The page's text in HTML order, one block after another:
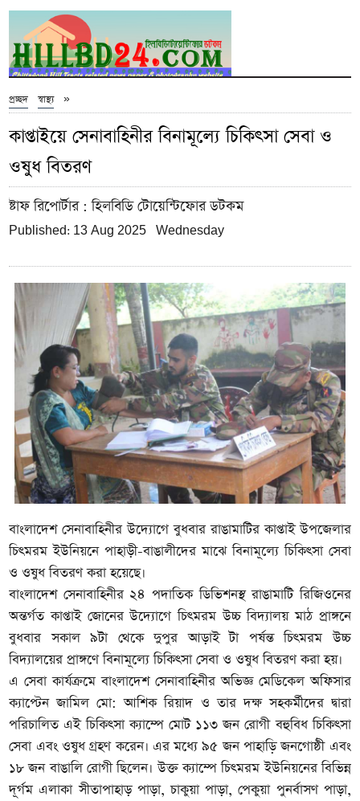
প্রচ্ছদ »
স্বাস্থ্য
কাপ্তাইয়ে সেনাবাহিনীর বিনামূল্যে চিকিৎসা সেবা ও
ওষুধ বিতরণ
ষ্টাফ রিপোর্টার: হিলবিডি টোয়েন্টিফোর ডটকম
Published: 13 Aug 2025 Wednesday
বাংলাদেশ সেনাবাহিনীর উদ্যোগে বুধবার রাঙামাটির কাপ্তাই উপজেলার
চিৎমরম ইউনিয়নে পাহাড়ী-বাঙালীদের মাঝে বিনামূল্যে চিকিৎসা সেবা
ও ওষুধ বিতরণ করা হয়েছে।
বাংলাদেশ সেনাবাহিনীর ২৪ পদাতিক ডিভিশনস্থ রাঙামাটি রিজিওনের
অন্তর্গত কাপ্তাই জোনের উদ্যোগে চিৎমরম উচ্চ বিদ্যালয় মাঠ প্রাঙ্গনে
বুধবার সকাল ৯টা থেকে দুপুর আড়াই টা পর্ষন্ত চিৎমরম উচ্চ
বিদ্যালয়ের প্রাঙ্গণে বিনামূল্যে চিকিৎসা সেবা ও ওষুধ বিতরণ করা হয়।
এ সেবা কার্যক্রমে বাংলাদেশ সেনাবাহিনীর অভিজ্ঞ মেডিকেল অফিসার
ক্যাপ্টেন জামিল মো: আশিক রিয়াদ ও তার দক্ষ সহকর্মীদের দ্বারা
পরিচালিত এই চিকিৎসা ক্যাম্পে মোট ১১৩ জন রোগী বহুবিধ চিকিৎসা
সেবা এবং ওষুধ গ্রহণ করেন। এর মধ্যে ৯৫ জন পাহাড়ি জনগোষ্ঠী এবং
১৮ জন বাঙালি রোগী ছিলেন। উক্ত ক্যাম্পে চিৎমরম ইউনিয়নের বিভিন্ন
দূর্গম এলাকা সীতাপাহাড় পাড়া, চাকুয়া পাড়া, পেকুয়া পুনর্বাসণ পাড়া,